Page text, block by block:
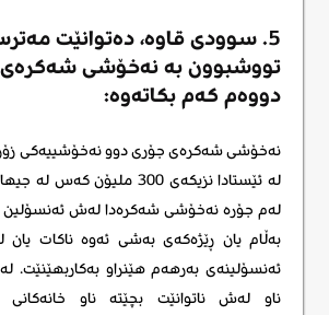
5. سوودی قاوە، دەتوانێت
تووشبوون بە نەخۆشی
دووەم کەم بکاتەوە:
نەخۆشی شەکرەی جۆری دوو نەخۆشییەکی زۆر
لە ئێستادا نزیکەی 300 ملیۆن
لەم جۆرە نەخۆشی شەکرەدا لەش ئەنسۆلین
بەڵام یان ڕێژەکەی بەشی ئەوە ناکات یان
ئەنسۆلینەی بەرهەم هێنراو بەکاربهێنێت.
ناو لەش ناتوانێت بچێتە ناو